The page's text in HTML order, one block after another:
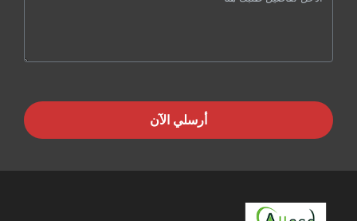
أرسلي الآن